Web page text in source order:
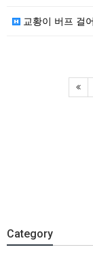
교황이 버프 걸
Category